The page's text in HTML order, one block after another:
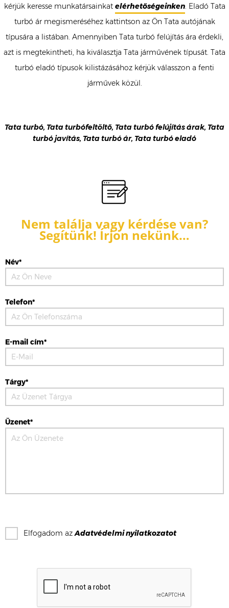
kérjük keresse munkatársainkat elérhetőségeinken. Eladó Tata
turbó ár megismeréséhez kattintson az Ön Tata autójának
típusára a listában. Amennyiben Tata turbó felújítás ára érdekli,
azt is megtekintheti, ha kiválasztja Tata járművének típusát. Tata
turbó eladó típusok kilistázásához kérjük válasszon a fenti
járművek közül.
Tata turbó, Tata turbófeltöltő, Tata turbó felújítás árak, Tata
turbó javítás, Tata turbó ár, Tata turbó eladó
Nem találja vagy kérdése van?
Segítünk! Írjon nekünk…
Név*
Telefon*
E-mail cím*
Tárgy*
Üzenet*
Elfogadom azAdatvédelmi nyilatkozatot